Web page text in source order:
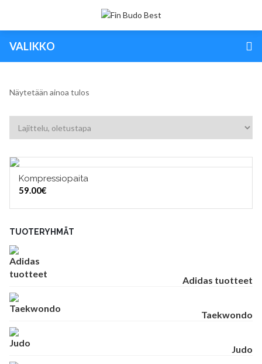
VALIKKO
Näytetään ainoa tulos
Kompressiopaita
59.00€
TUOTERYHMÄT
Adidas tuotteet
Taekwondo
Judo